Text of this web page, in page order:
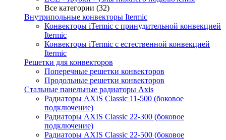
Все категории (32)
Внутрипольные конвекторы Itermic
Конвекторы iTermic c принудительной конвекцией
Itermic
Конвекторы iTermic с естественной конвекцией
Itermic
Решетки для конвекторов
Поперечные решетки конвекторов
Продольные решетки конвекторов
Стальные панельные радиаторы Axis
Радиаторы AXIS Classic 11-500 (боковое
подключение)
Радиаторы AXIS Classic 22-300 (боковое
подключение)
Радиаторы AXIS Classic 22-500 (боковое